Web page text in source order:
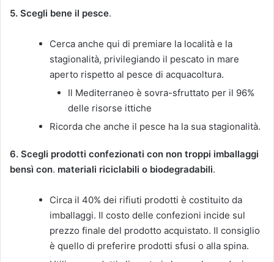
5. Scegli bene il pesce.
Cerca anche qui di premiare la località e la
stagionalità, privilegiando il pescato in mare
aperto rispetto al pesce di acquacoltura.
Il Mediterraneo è sovra-sfruttato per il 96%
delle risorse ittiche
Ricorda che anche il pesce ha la sua stagionalità.
6. Scegli prodotti confezionati con non troppi imballaggi
bensì con. materiali riciclabili o biodegradabili.
Circa il 40% dei rifiuti prodotti è costituito da
imballaggi. Il costo delle confezioni incide sul
prezzo finale del prodotto acquistato. Il consiglio
è quello di preferire prodotti sfusi o alla spina.